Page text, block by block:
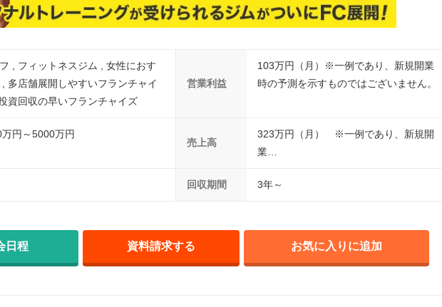
, フィットネスジム , 女性におす
多店舗展開しやすいフランチャイ
資回収の早いフランチャイズ
営業利益
103万円（月）※一例であり、新規開業
時の予測を示すものではございません。
円～5000万円
売上高
323万円（月） ※一例であり、新規開
業…
回収期間 3年～
日程 資料請求する お気に入りに追加